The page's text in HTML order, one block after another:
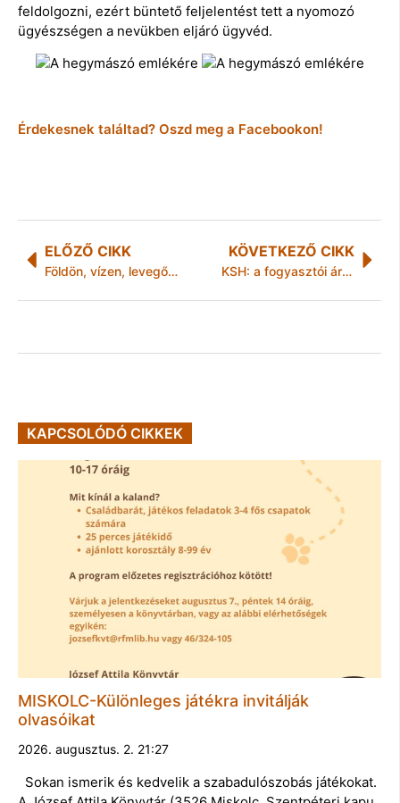
feldolgozni, ezért büntető feljelentést tett a nyomozó
ügyészségen a nevükben eljáró ügyvéd.
Érdekesnek találtad? Oszd meg a Facebookon!
ELŐZŐ CIKK
Földön, vízen, levegőben!
KÖVETKEZŐ CIKK
KSH: a fogyasztói árak 4,9 százalékkal nőttek szeptemberben
KAPCSOLÓDÓ CIKKEK
MISKOLC-Különleges játékra invitálják
olvasóikat
2026. augusztus. 2. 21:27
Sokan ismerik és kedvelik a szabadulószobás játékokat.